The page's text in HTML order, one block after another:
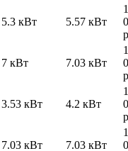
5.3 кВт 5.57 кВт
7 кВт 7.03 кВт
3.53 кВт 4.2 кВт
7.03 кВт 7.03 кВт